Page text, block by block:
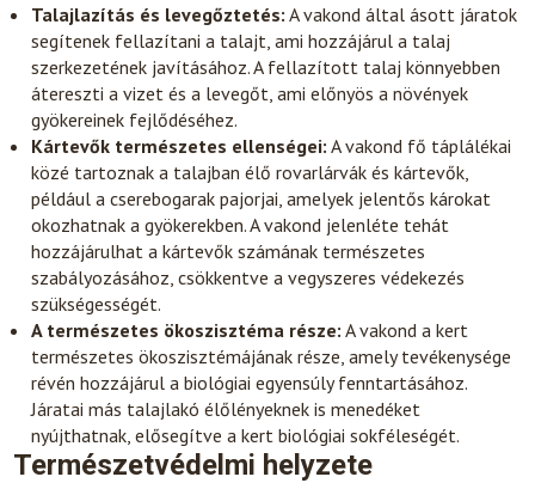
Talajlazítás és levegőztetés: A vakond által ásott járatok
segítenek fellazítani a talajt, ami hozzájárul a talaj
szerkezetének javításához. A fellazított talaj könnyebben
átereszti a vizet és a levegőt, ami előnyös a növények
gyökereinek fejlődéséhez.
Kártevők természetes ellenségei: A vakond fő táplálékai
közé tartoznak a talajban élő rovarlárvák és kártevők,
például a cserebogarak pajorjai, amelyek jelentős károkat
okozhatnak a gyökerekben. A vakond jelenléte tehát
hozzájárulhat a kártevők számának természetes
szabályozásához, csökkentve a vegyszeres védekezés
szükségességét.
A természetes ökoszisztéma része: A vakond a kert
természetes ökoszisztémájának része, amely tevékenysége
révén hozzájárul a biológiai egyensúly fenntartásához.
Járatai más talajlakó élőlényeknek is menedéket
nyújthatnak, elősegítve a kert biológiai sokféleségét.
Természetvédelmi helyzete